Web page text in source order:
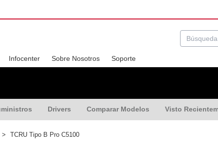
Infocenter Sobre Nosotros Soporte
Drivers Comparar Modelos Visto
> TCRU Tipo B Pro C5100